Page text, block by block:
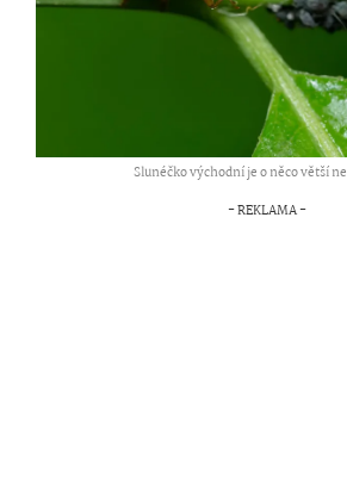
Slunéčko východní je o něco větší